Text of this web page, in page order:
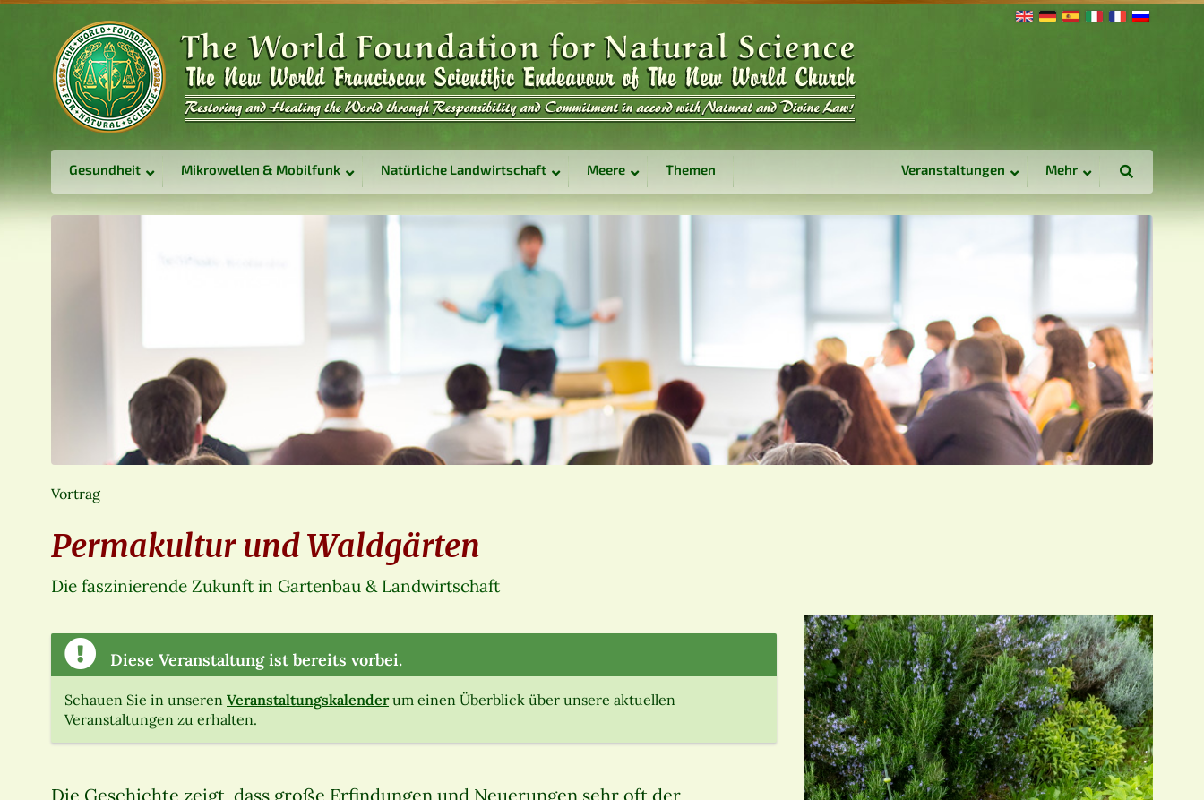
Gesundheit Mikrowellen & Mobilfunk Natürliche Landwirtschaft Meere Themen Veranstaltungen Mehr
Vortrag
Permakultur und Waldgärten
Die faszinierende Zukunft in Gartenbau & Landwirtschaft
Diese Veranstaltung ist bereits vorbei.
Schauen Sie in unseren Veranstaltungskalenderum einen Überblick über unsere aktuellen
Veranstaltungen zu erhalten.
Die Geschichte zeigt, dass große Erfindungen und Neuerungen sehr oft der